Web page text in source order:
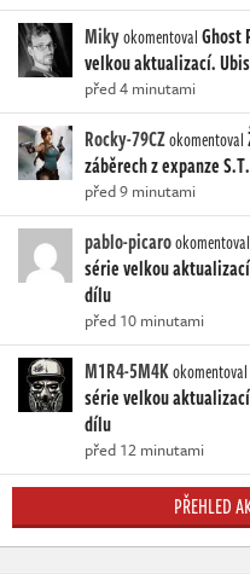
MikyokomentovalGhost
velkou aktualizací.
před 4 minutami
Rocky-79CZokomentoval
záběrech z expanze
před 9 minutami
pablo-picarookomentoval
série velkou
dílu
před 10 minutami
M1R4-5M4Kokomentoval
série velkou
dílu
před 12 minutami
PŘEHLED